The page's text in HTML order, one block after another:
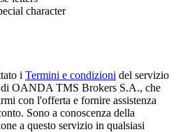
character
i Termini e condizioni del servizio
OANDA TMS Brokers S.A., che
con l'offerta e fornire assistenza
Sono a conoscenza della
a questo servizio in qualsiasi